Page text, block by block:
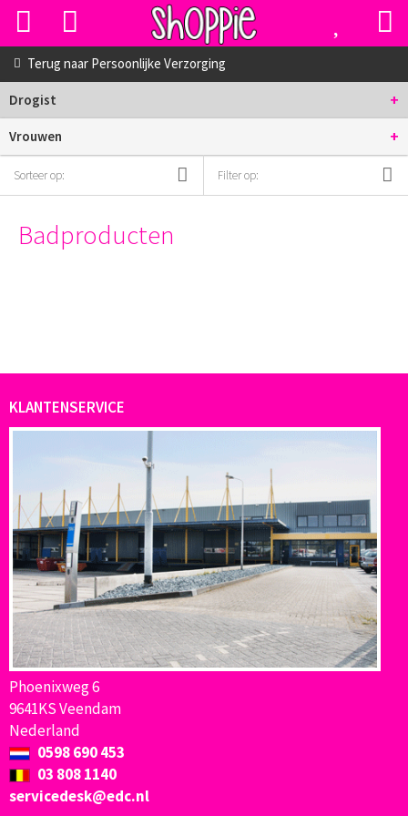
Terug naar Persoonlijke Verzorging
Drogist +
Vrouwen +
Sorteer op: Filter op:
Badproducten
KLANTENSERVICE
Phoenixweg 6
9641KS Veendam
Nederland
0598 690 453
03 808 1140
servicedesk@edc.nl